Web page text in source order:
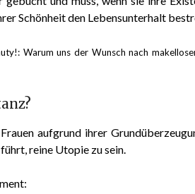
Schönheit den Lebensunterhalt
Warum uns der Wunsch nach
aufgrund ihrer
reine Utopie zu sein.